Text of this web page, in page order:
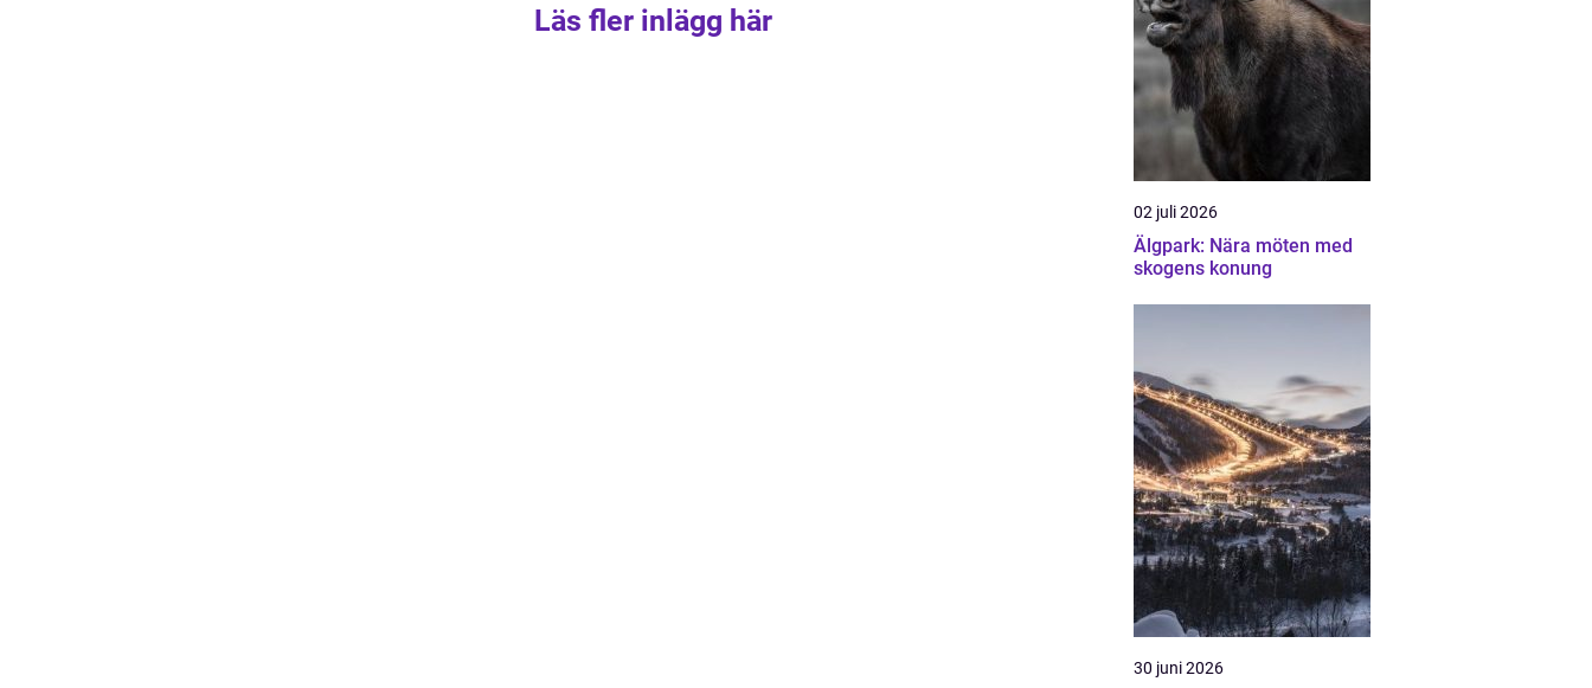
Läs fler inlägg här
02 juli 2026
Älgpark: Nära möten med
skogens konung
30 juni 2026